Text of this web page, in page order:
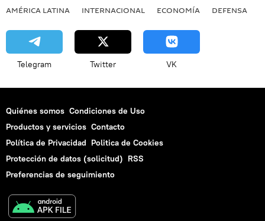
AMÉRICA LATINA INTERNACIONAL ECONOMÍA DEFENSA
Telegram Twitter VK
Quiénes somos Condiciones de Uso
Productos y servicios Contacto
Política de Privacidad Politica de Cookies
Protección de datos (solicitud) RSS
Preferencias de seguimiento